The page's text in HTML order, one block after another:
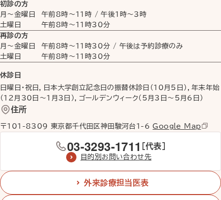
初診の方
月〜金曜日
午前8時〜11時 /午後1時〜3時
土曜日
午前8時〜11時30分
再診の方
月〜金曜日
午前8時〜11時30分 / 午後は予約診療のみ
土曜日
午前8時〜11時30分
休診日
日曜日・祝日，日本大学創立記念日の振替休診日（10月5日），年末年始
（12月30日〜1月3日），ゴールデンウィーク（5月3日〜5月6日）
住所
〒101-8309 東京都千代田区神田駿河台1-6Google Map
03-3293-1711 ［代表］
目的別お問い合わせ先
外来診療担当医表